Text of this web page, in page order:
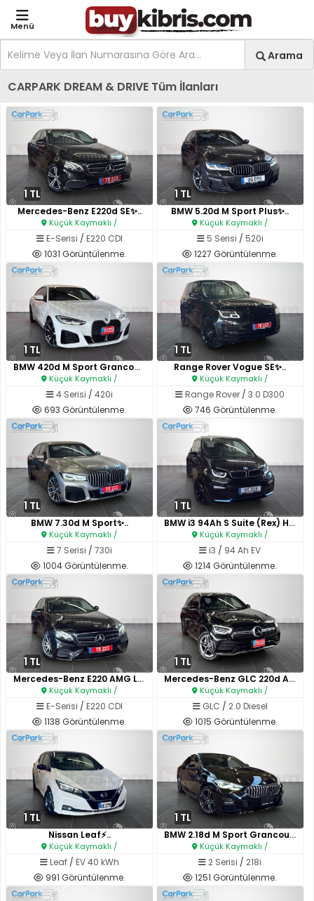
Menü
Ara
Arama
Kıbrıs İlan Platformu |
CARPARK DREAM & DRIVE Tüm İlanları
1 TL
Mercedes-Benz E220d SE✨..
Küçük Kaymaklı /
E-Serisi / E220 CDI
1031 Görüntülenme.
1 TL
BMW 5.20d M Sport Plus✨..
Küçük Kaymaklı /
5 Serisi / 520i
1227 Görüntülenme.
1 TL
BMW 420d M Sport Grancoupe✨..
Küçük Kaymaklı /
4 Serisi / 420i
693 Görüntülenme.
1 TL
Range Rover Vogue SE✨..
Küçük Kaymaklı /
Range Rover /3.0 D300
746 Görüntülenme.
1 TL
BMW 7.30d M Sport✨..
Küçük Kaymaklı /
7 Serisi / 730i
1004 Görüntülenme.
1 TL
BMW i3 94Ah S Suite (Rex) Hatc..
Küçük Kaymaklı /
i3 / 94 Ah EV
1214 Görüntülenme.
1 TL
Mercedes-Benz E220 AMG Line Pr..
Küçük Kaymaklı /
E-Serisi / E220 CDI
1138 Görüntülenme.
1 TL
Mercedes-Benz GLC 220d AMG Lin..
Küçük Kaymaklı /
GLC / 2.0 Diesel
1015 Görüntülenme.
1 TL
Nissan Leaf⚡️..
Küçük Kaymaklı /
Leaf/ EV 40 kWh
991 Görüntülenme.
1 TL
BMW 2.18d M Sport Grancoupe✨..
Küçük Kaymaklı /
2 Serisi / 218i
1251 Görüntülenme.